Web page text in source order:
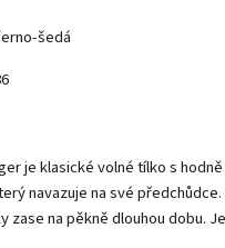
šedá
je klasické volné tílko s
navazuje na své
zase na pěkně dlouhou dobu.